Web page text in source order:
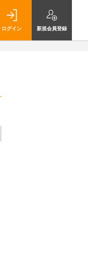
ログイン 新規会員登録